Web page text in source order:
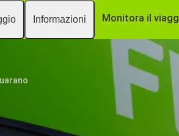
Informazioni Monitora il